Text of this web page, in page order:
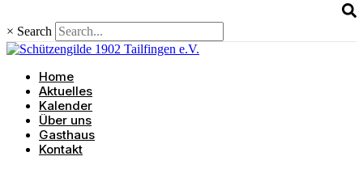
× Search
Home
Aktuelles
Kalender
Über uns
Gasthaus
Kontakt